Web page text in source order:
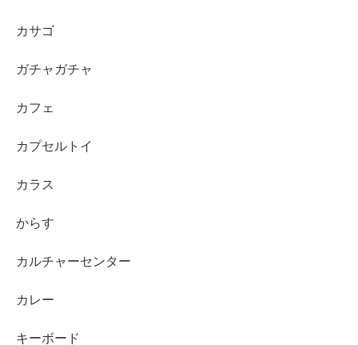
カサゴ
ガチャガチャ
カフェ
カプセルトイ
カラス
からす
カルチャーセンター
カレー
キーボード